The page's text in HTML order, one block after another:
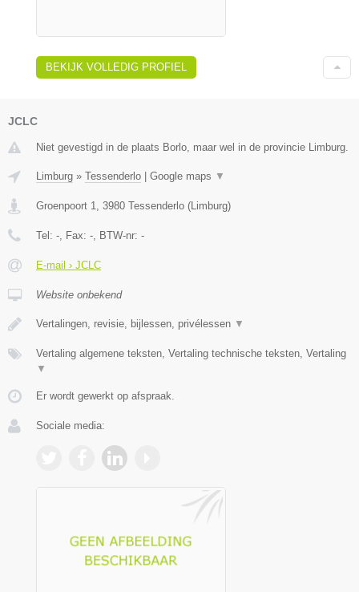
BEKIJK VOLLEDIG PROFIEL
JCLC
Niet gevestigd in de plaats Borlo, maar wel in de provincie Limburg.
Limburg » Tessenderlo Google maps ▼
Groenpoort 1, 3980 Tessenderlo (Limburg)
Tel: -, Fax: -, BTW-nr: -
E-mail › JCLC
Website onbekend
Vertalingen, revisie, bijlessen, privélessen ▼
Vertaling algemene teksten, Vertaling technische teksten, Vertaling
▼
Er wordt gewerkt op afspraak.
Sociale media: